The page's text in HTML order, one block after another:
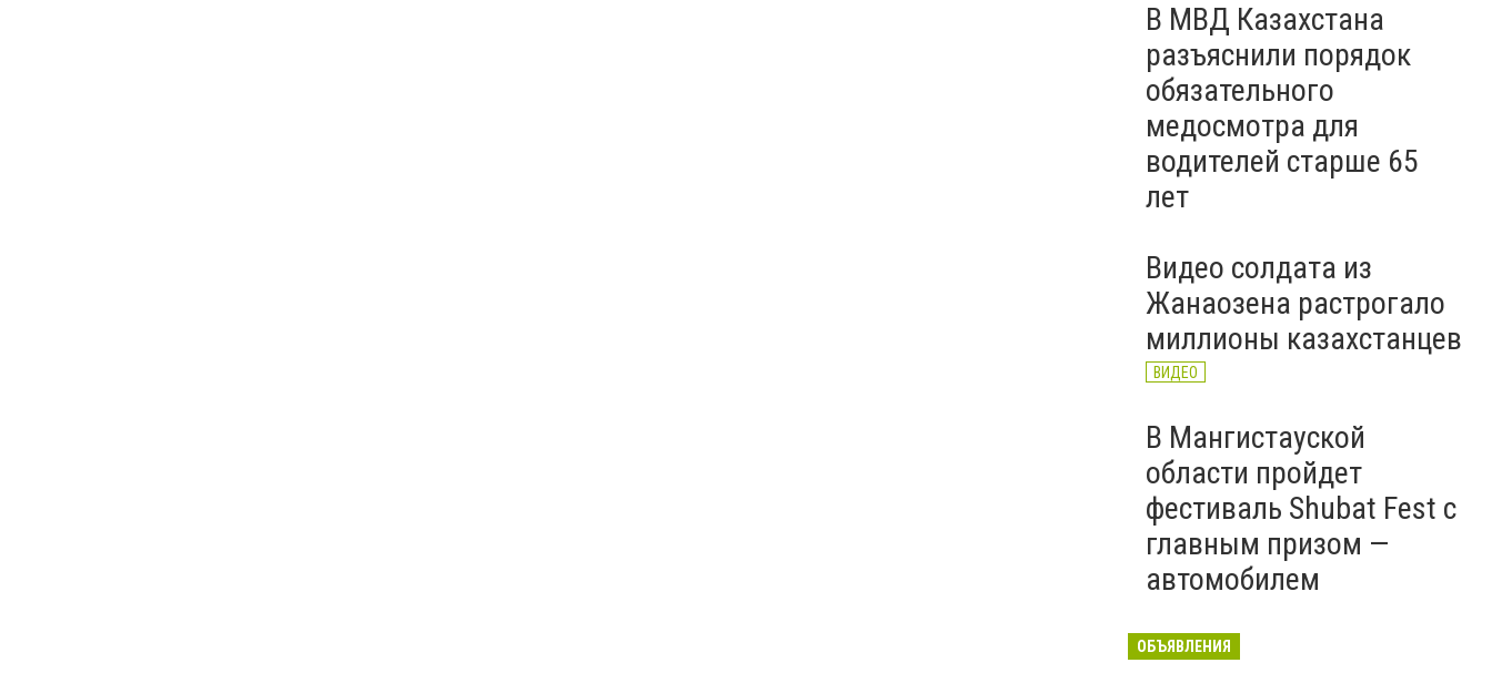
В МВД Казахстана
разъяснили порядок
обязательного
медосмотра для
водителей старше 65
лет
Видео солдата из
Жанаозена растрогало
миллионы казахстанцев
ВИДЕО
В Мангистауской
области пройдет
фестиваль Shubat Fest с
главным призом —
автомобилем
ОБЪЯВЛЕНИЯ